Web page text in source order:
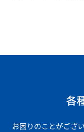
各
お困りのことがござ